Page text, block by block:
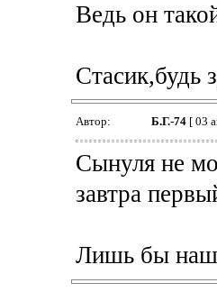
Ведь он
Стасик,будь
Автор: Б.Г.-74[ 03
Сынуля не
завтра
Лишь бы